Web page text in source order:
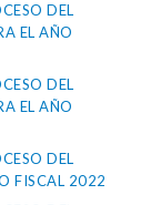
DEL
EL AÑO
DEL
EL AÑO
DEL
FISCAL 2022